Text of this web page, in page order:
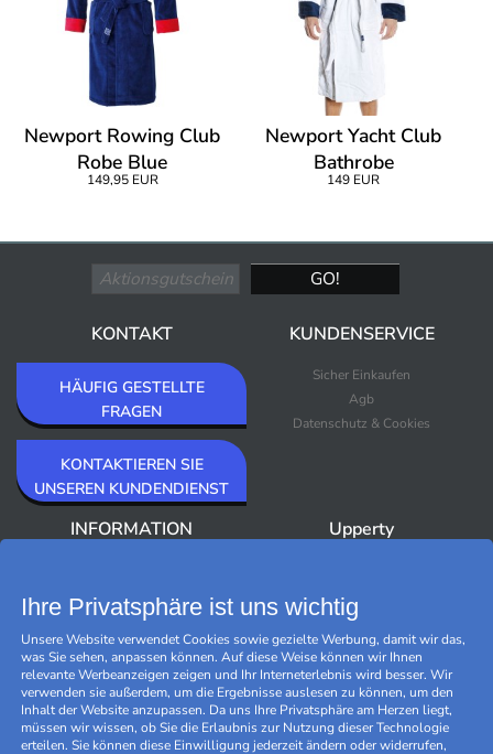
Newport Rowing Club
Robe Blue
149,95 EUR
Newport Yacht Club
Bathrobe
149 EUR
KONTAKT
HÄUFIG GESTELLTE
FRAGEN
KONTAKTIEREN SIE
UNSEREN KUNDENDIENST
KUNDENSERVICE
Sicher Einkaufen
Agb
Datenschutz & Cookies
INFORMATION
Newsletter
Upperty
Bestseller
Outlet
Marken
Black Friday
Cookies verwalten
Ihre Privatsphäre ist uns wichtig
Unsere Website verwendet Cookies sowie gezielte Werbung, damit wir das,
was Sie sehen, anpassen können. Auf diese Weise können wir Ihnen
relevante Werbeanzeigen zeigen und Ihr Interneterlebnis wird besser. Wir
verwenden sie außerdem, um die Ergebnisse auslesen zu können, um den
Inhalt der Website anzupassen. Da uns Ihre Privatsphäre am Herzen liegt,
müssen wir wissen, ob Sie die Erlaubnis zur Nutzung dieser Technologie
erteilen. Sie können diese Einwilligung jederzeit ändern oder widerrufen,